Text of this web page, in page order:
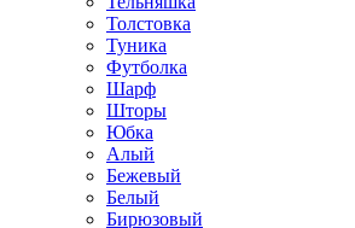
Толстовка
Туника
Футболка
Шарф
Шторы
Юбка
Алый
Бежевый
Белый
Бирюзовый